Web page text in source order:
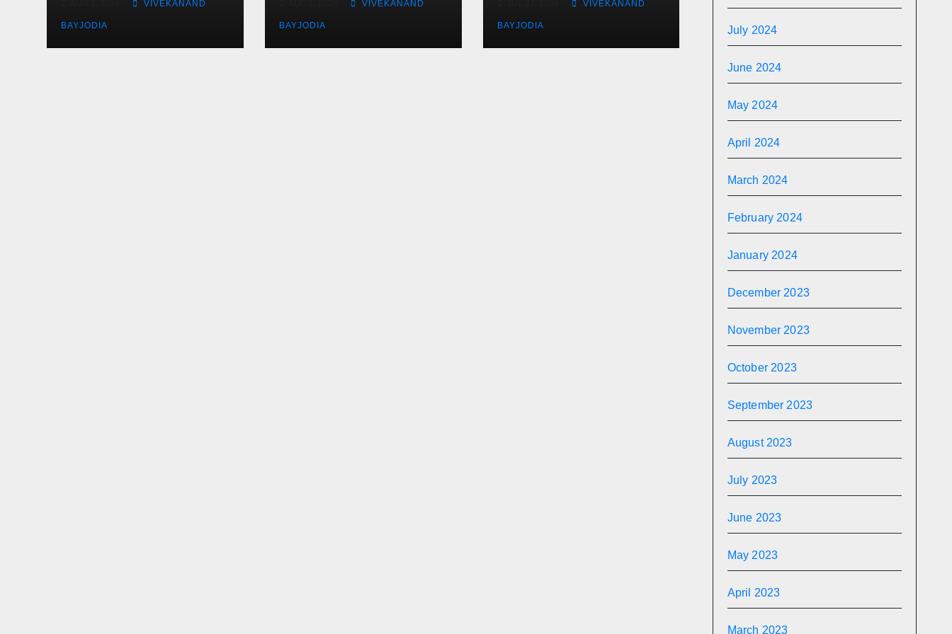
VIVEKANAND
BAYJODIA
VIVEKANAND
BAYJODIA
VIVEKANAND
BAYJODIA July 2024
June 2024
May 2024
April 2024
March 2024
February 2024
January 2024
December 2023
November 2023
October 2023
September 2023
August 2023
July 2023
June 2023
May 2023
April 2023
March 2023